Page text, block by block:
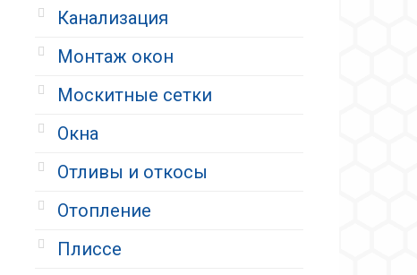
Канализация
Монтаж окон
Москитные сетки
Окна
Отливы и откосы
Отопление
Плиссе